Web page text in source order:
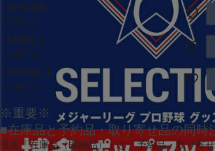
10/12(M)
在庫切れ
14/16(L)
在庫切れ
18/20(XL)
在庫切れ
※重要※
■在庫品と予約品・取り寄せ品の同時
現在「在庫品（即納品）」と「予約品・取り寄